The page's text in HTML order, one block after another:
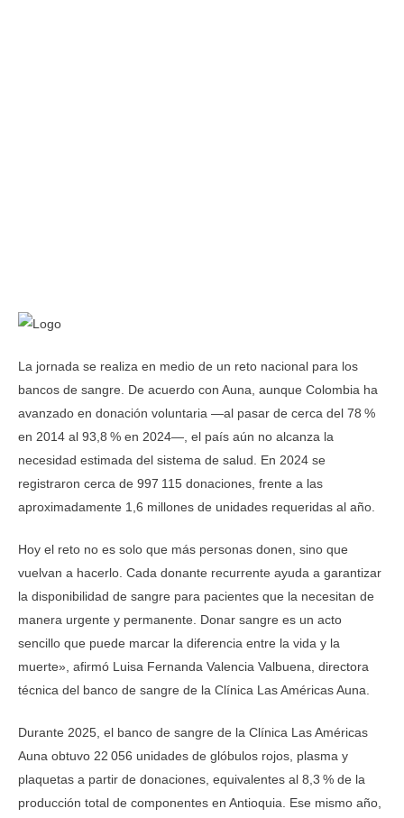
La jornada se realiza en medio de un reto nacional para los
bancos de sangre. De acuerdo con Auna, aunque Colombia ha
avanzado en donación voluntaria —al pasar de cerca del 78 %
en 2014 al 93,8 % en 2024—, el país aún no alcanza la
necesidad estimada del sistema de salud. En 2024 se
registraron cerca de 997 115 donaciones, frente a las
aproximadamente 1,6 millones de unidades requeridas al año.
Hoy el reto no es solo que más personas donen, sino que
vuelvan a hacerlo. Cada donante recurrente ayuda a garantizar
la disponibilidad de sangre para pacientes que la necesitan de
manera urgente y permanente. Donar sangre es un acto
sencillo que puede marcar la diferencia entre la vida y la
muerte», afirmó Luisa Fernanda Valencia Valbuena, directora
técnica del banco de sangre de la Clínica Las Américas Auna.
Durante 2025, el banco de sangre de la Clínica Las Américas
Auna obtuvo 22 056 unidades de glóbulos rojos, plasma y
plaquetas a partir de donaciones, equivalentes al 8,3 % de la
producción total de componentes en Antioquia. Ese mismo año,